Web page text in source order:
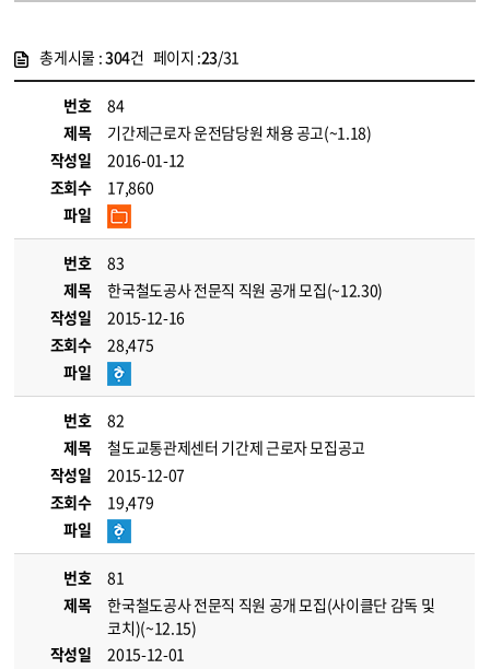
총게시물 :304건 페이지 :23/31
번호
84
제목
기간제근로자 운전담당원 채용 공고(~1.18)
작성일
2016-01-12
조회수
17,860
파일
번호
83
제목
한국철도공사 전문직 직원 공개 모집(~12.30)
작성일
2015-12-16
조회수
28,475
파일
번호
82
제목
철도교통관제센터 기간제 근로자 모집공고
작성일
2015-12-07
조회수
19,479
파일
번호
81
제목
한국철도공사 전문직 직원 공개 모집(사이클단 감독 및
코치)(~12.15)
작성일
2015-12-01